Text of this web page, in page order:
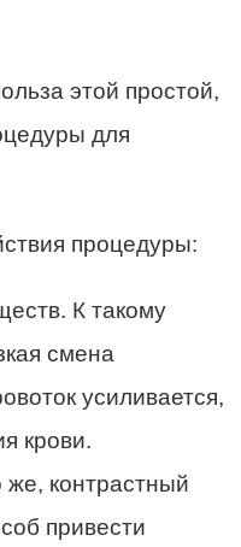
этой простой,
для
процедуры:
К такому
смена
усиливается,
крови.
же, контрастный
привести